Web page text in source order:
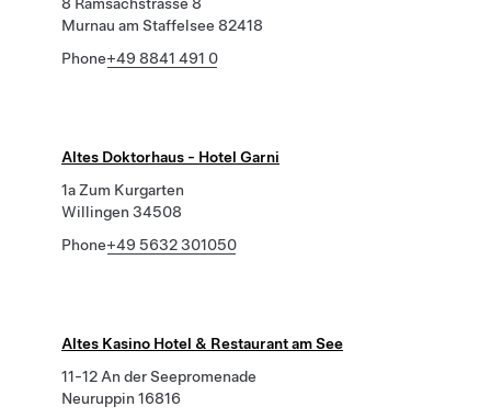
Murnau am Staffelsee 82418
Phone+49 8841 491 0
Altes Doktorhaus - Hotel Garni
1a Zum Kurgarten
Willingen 34508
Phone+49 5632 301050
Altes Kasino Hotel & Restaurant am See
11-12 An der Seepromenade
Neuruppin 16816